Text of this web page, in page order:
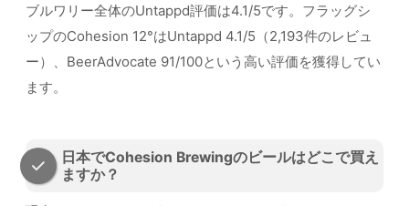
ブルワリー全体のUntappd評価は4.1/5です。フラッグシ
ップのCohesion 12°はUntappd 4.1/5（2,193件のレビュ
ー）、BeerAdvocate 91/100という高い評価を獲得してい
ます。
日本でCohesion Brewingのビールはどこで買え
ますか？